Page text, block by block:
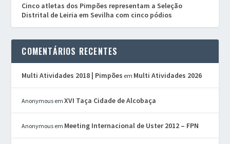
Cinco atletas dos Pimpões representam a Seleção
Distrital de Leiria em Sevilha com cinco pódios
COMENTÁRIOS RECENTES
Multi Atividades 2018 | Pimpões em Multi Atividades 2026
Anonymous emXVI Taça Cidade de Alcobaça
Anonymous em Meeting Internacional de Uster 2012 – FPN